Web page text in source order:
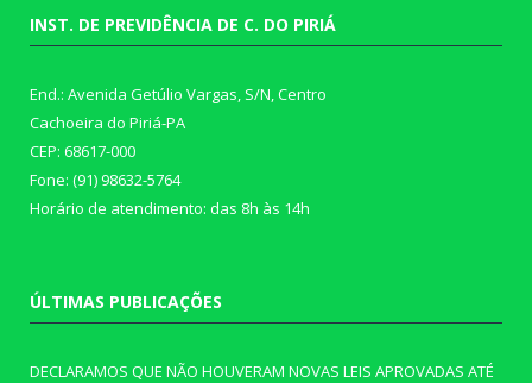
INST. DE PREVIDÊNCIA DE C. DO PIRIÁ
End.: Avenida Getúlio Vargas, S/N, Centro
Cachoeira do Piriá-PA
CEP: 68617-000
Fone: (91) 98632-5764
Horário de atendimento: das 8h às 14h
ÚLTIMAS PUBLICAÇÕES
DECLARAMOS QUE NÃO HOUVERAM NOVAS LEIS APROVADAS ATÉ